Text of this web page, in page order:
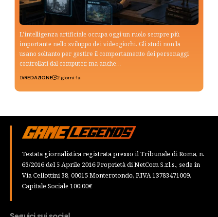
L'intelligenza artificiale occupa oggi un ruolo sempre più
importante nello sviluppo dei videogiochi. Gli studi non la
usano soltanto per gestire il comportamento dei personaggi
controllati dal computer, ma anche…
DiREDAZIONE 2 giorni fa
Testata giornalistica registrata presso il Tribunale di Roma, n.
63/2016 del 5 Aprile 2016 Proprietà di NetCom S.r.l.s., sede in
Via Cellottini 38, 00015 Monterotondo, P.IVA 13783471009,
Capitale Sociale 100,00€